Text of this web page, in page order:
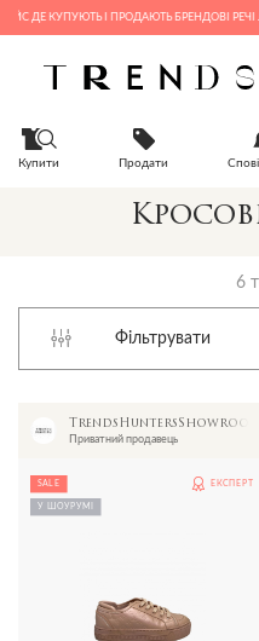
ДЕ КУПУЮТЬ І ПРОДАЮТЬ БРЕНДОВІ РЕЧІ
Купити Продати
6
Фільтрувати
TrendsHuntersShowroom
Приватний продавець
SALE
У ШОУРУМІ
ЕКСПЕРТ